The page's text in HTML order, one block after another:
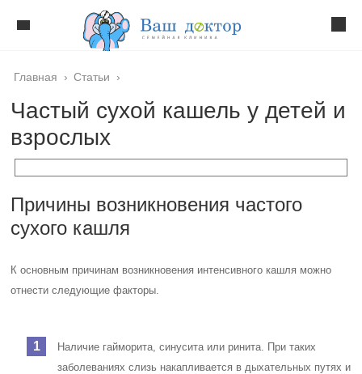
Главная › Статьи ›
Частый сухой кашель у детей и
взрослых
Причины возникновения частого
сухого кашля
К основным причинам возникновения интенсивного кашля можно
отнести следующие факторы.
Наличие гайморита, синусита или ринита. При таких
заболеваниях слизь накапливается в дыхательных путях и